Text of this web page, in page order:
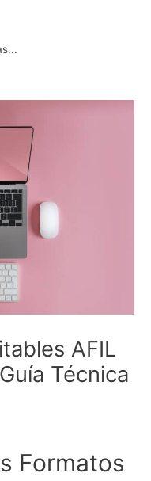
AFIL
Técnica
Formatos